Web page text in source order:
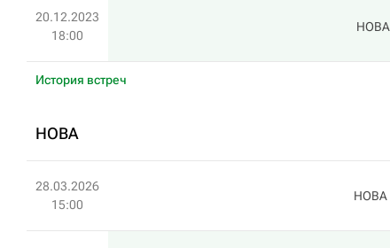
20.12.2023
18:00
HOBA
История встреч
HOBA
28.03.2026
15:00
HOBA